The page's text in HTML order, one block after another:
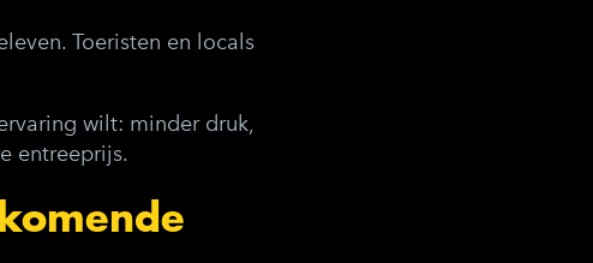
Toeristen en locals
wilt: minder druk,
entreeprijs.